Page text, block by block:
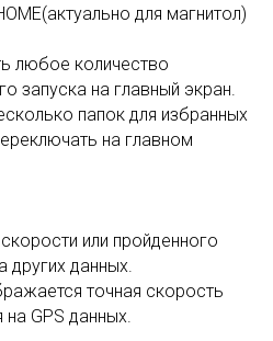
для магнитол)
любое количество
запуска на главный экран.
папок для избранных
на главном
или пройденного
других данных.
точная скорость
GPS данных.